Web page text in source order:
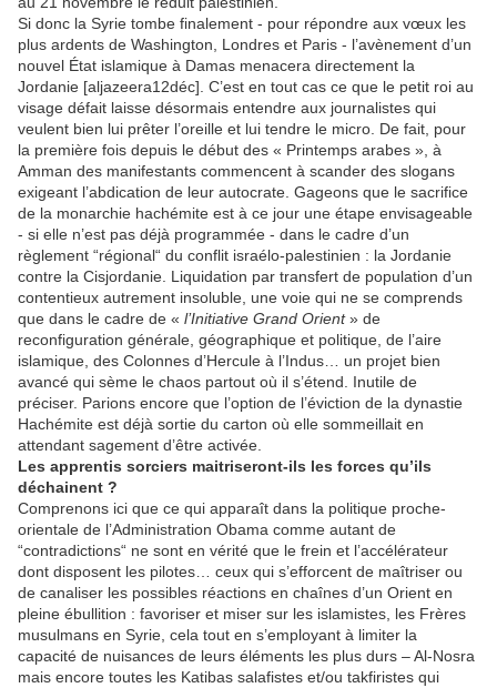
Si donc la Syrie tombe finalement - pour répondre aux vœux les
plus ardents de Washington, Londres et Paris - l’avènement d’un
nouvel État islamique à Damas menacera directement la
Jordanie [aljazeera12déc]. C’est en tout cas ce que le petit roi au
visage défait laisse désormais entendre aux journalistes qui
veulent bien lui prêter l’oreille et lui tendre le micro. De fait, pour
la première fois depuis le début des « Printemps arabes », à
Amman des manifestants commencent à scander des slogans
exigeant l’abdication de leur autocrate. Gageons que le sacrifice
de la monarchie hachémite est à ce jour une étape envisageable
- si elle n’est pas déjà programmée - dans le cadre d’un
règlement “régional“ du conflit israélo-palestinien : la Jordanie
contre la Cisjordanie. Liquidation par transfert de population d’un
contentieux autrement insoluble, une voie qui ne se comprends
que dans le cadre de « l’Initiative Grand Orient» de
reconfiguration générale, géographique et politique, de l’aire
islamique, des Colonnes d’Hercule à l’Indus… un projet bien
avancé qui sème le chaos partout où il s’étend. Inutile de
préciser. Parions encore que l’option de l’éviction de la dynastie
Hachémite est déjà sortie du carton où elle sommeillait en
attendant sagement d’être activée.
Les apprentis sorciers maitriseront-ils les forces qu’ils
déchainent ?
Comprenons ici que ce qui apparaît dans la politique proche-
orientale de l’Administration Obama comme autant de
“contradictions“ ne sont en vérité que le frein et l’accélérateur
dont disposent les pilotes… ceux qui s’efforcent de maîtriser ou
de canaliser les possibles réactions en chaînes d’un Orient en
pleine ébullition : favoriser et miser sur les islamistes, les Frères
musulmans en Syrie, cela tout en s’employant à limiter la
capacité de nuisances de leurs éléments les plus durs – Al-Nosra
mais encore toutes les Katibas salafistes et/ou takfiristes qui